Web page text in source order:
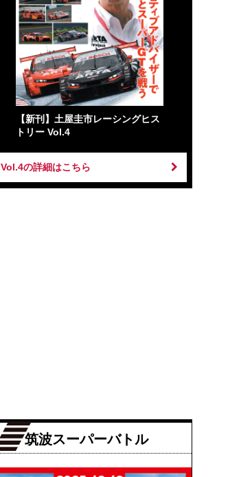
【新刊】土屋圭市レーシングヒス
トリー Vol.4
Vol.4の詳細はこちら
筑波スーパーバトル